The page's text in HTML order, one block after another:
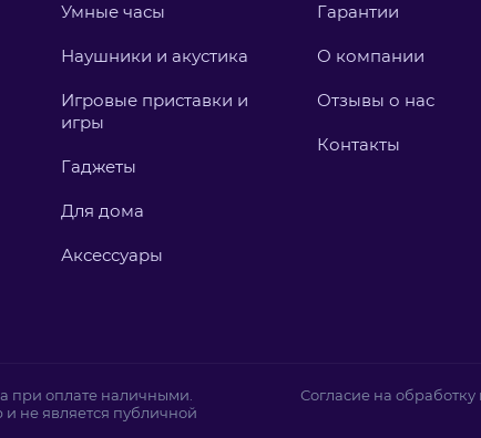
Умные часы
Наушники и акустика
Игровые приставки и
игры
Гаджеты
Для дома
Аксессуары
Гарантии
О компании
Отзывы о нас
Контакты
при оплате наличными.
не является публичной
Согласие на